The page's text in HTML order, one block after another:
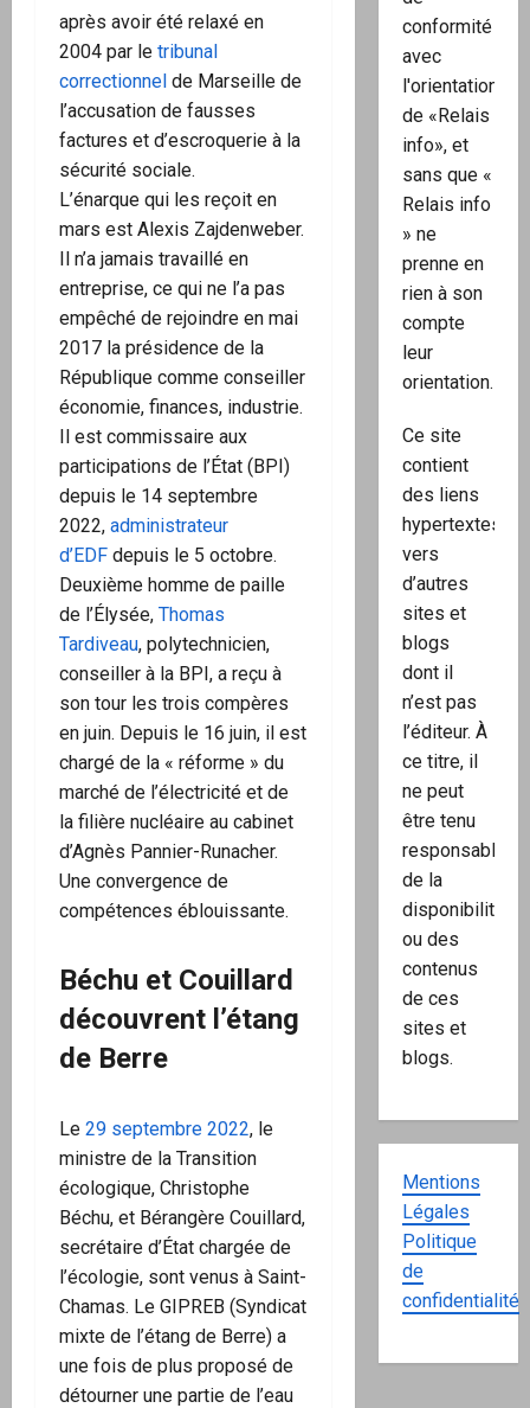
après avoir été relaxé en
2004 par le tribunal
correctionnel de Marseille de
l’accusation de fausses
factures et d’escroquerie à la
sécurité sociale.
L’énarque qui les reçoit en
mars est Alexis Zajdenweber.
Il n’a jamais travaillé en
entreprise, ce qui ne l’a pas
empêché de rejoindre en mai
2017 la présidence de la
République comme conseiller
économie, finances, industrie.
Il est commissaire aux
participations de l’État (BPI)
depuis le 14 septembre
2022, administrateur
d’EDF depuis le 5 octobre.
Deuxième homme de paille
de l’Élysée, Thomas
Tardiveau, polytechnicien,
conseiller à la BPI, a reçu à
son tour les trois compères
en juin. Depuis le 16 juin, il est
chargé de la « réforme » du
marché de l’électricité et de
la filière nucléaire au cabinet
d’Agnès Pannier-Runacher.
Une convergence de
compétences éblouissante.
Béchu et Couillard
découvrent l’étang
de Berre
Le 29 septembre 2022, le
ministre de la Transition
écologique, Christophe
Béchu, et Bérangère Couillard,
secrétaire d’État chargée de
l’écologie, sont venus à Saint-
Chamas. Le GIPREB (Syndicat
mixte de l’étang de Berre) a
une fois de plus proposé de
détourner une partie de l’eau
conformité
avec
l'orientation
de «Relais
info», et
sans que «
Relais info
» ne
prenne en
rien à son
compte
leur
orientation.
Ce site
contient
des liens
hypertextes
vers
d’autres
sites et
blogs
dont il
n’est pas
l’éditeur. À
ce titre, il
ne peut
être tenu
responsable
de la
disponibilité
ou des
contenus
de ces
sites et
blogs.
Mentions
Légales
Politique
de
confidentialité